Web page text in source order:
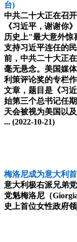
台)
中共二十大正在召
《习近平，谢谢你
历史上"最大意外惊
支持习近平连任的
前，中共二十大正
毫无悬念。美国媒
利策评论奖的专栏
文章，题目是《习
始第三个总书记任
天会被视为美国以
... (2022-10-21)
梅洛尼成为意大利
意大利极右派兄弟
党魁梅洛尼（
史上首位女性政府